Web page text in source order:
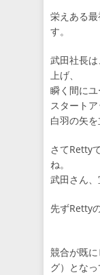
栄えある
す。
武田社長
上げ、
瞬く間に
スタート
白羽の矢を
さてRetty
ね。
武田さん、
先ずRetty
競合が既
グ）とな